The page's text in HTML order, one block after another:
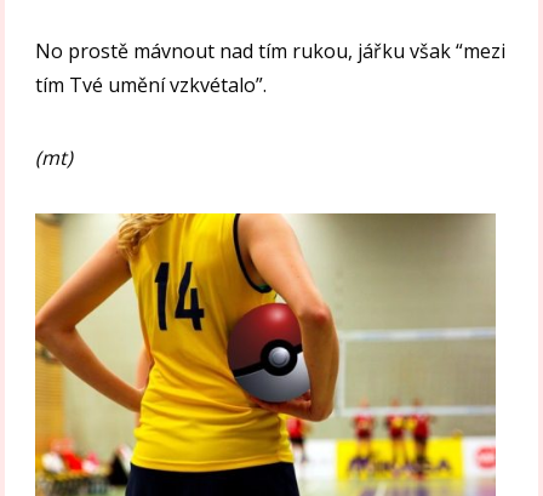
No prostě mávnout nad tím rukou, jářku však “mezi
tím Tvé umění vzkvétalo”.
(mt)